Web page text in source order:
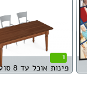
1
פינות אוכל עד 8 סועדים